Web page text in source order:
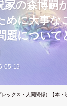
家の森博嗣
めに大事な
題について
05-19
ックス・人間関係）【本・